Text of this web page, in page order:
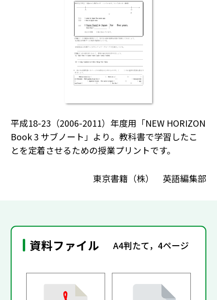
平成18-23（2006-2011）年度用「NEW HORIZON
Book 3 サブノート」より。教科書で学習したこ
とを定着させるための授業プリントです。
東京書籍（株） 英語編集部
資料ファイル A4判たて，4ページ